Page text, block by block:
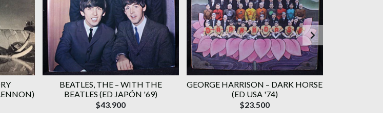
BEATLES, THE – WITH THE
BEATLES (ED JAPÓN '69)
$43.900
GEORGE HARRISON – DARK HORSE
(ED USA '74)
$23.500